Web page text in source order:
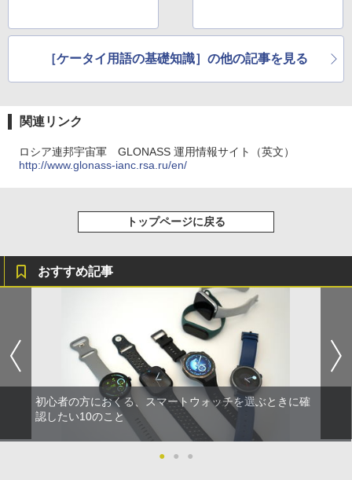
［ケータイ用語の基礎知識］の他の記事を見る
関連リンク
ロシア連邦宇宙軍 GLONASS 運用情報サイト（英文）
http://www.glonass-ianc.rsa.ru/en/
トップページに戻る
おすすめ記事
初心者の方におくる、スマートウォッチを選ぶときに確
認したい10のこと
● ● ●